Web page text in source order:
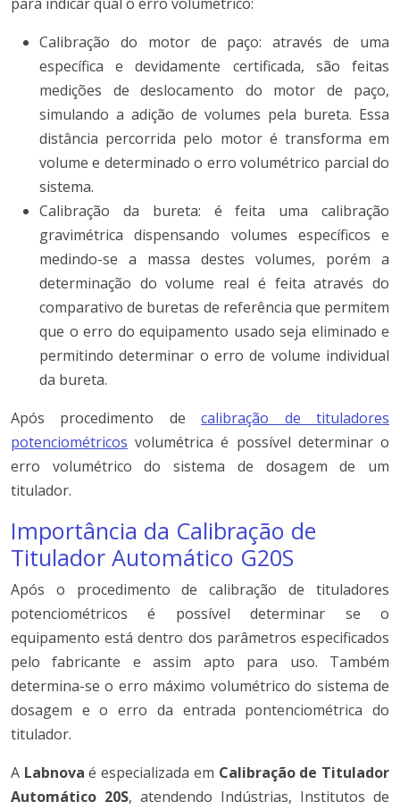
Calibração do motor de paço: através de uma
específica e devidamente certificada, são feitas
medições de deslocamento do motor de paço,
simulando a adição de volumes pela bureta. Essa
distância percorrida pelo motor é transforma em
volume e determinado o erro volumétrico parcial do
sistema.
Calibração da bureta: é feita uma calibração
gravimétrica dispensando volumes específicos e
medindo-se a massa destes volumes, porém a
determinação do volume real é feita através do
comparativo de buretas de referência que permitem
que o erro do equipamento usado seja eliminado e
permitindo determinar o erro de volume individual
da bureta.
Após procedimento decalibração de tituladores
potenciométricos volumétrica é possível determinar o
erro volumétrico do sistema de dosagem de um
titulador.
Importância da Calibração de
Titulador Automático G20S
Após o procedimento de calibração de tituladores
potenciométricos é possível determinar se o
equipamento está dentro dos parâmetros especificados
pelo fabricante e assim apto para uso. Também
determina-se o erro máximo volumétrico do sistema de
dosagem e o erro da entrada pontenciométrica do
titulador.
A Labnova é especializada em Calibração de Titulador
Automático 20S, atendendo Indústrias, Institutos de